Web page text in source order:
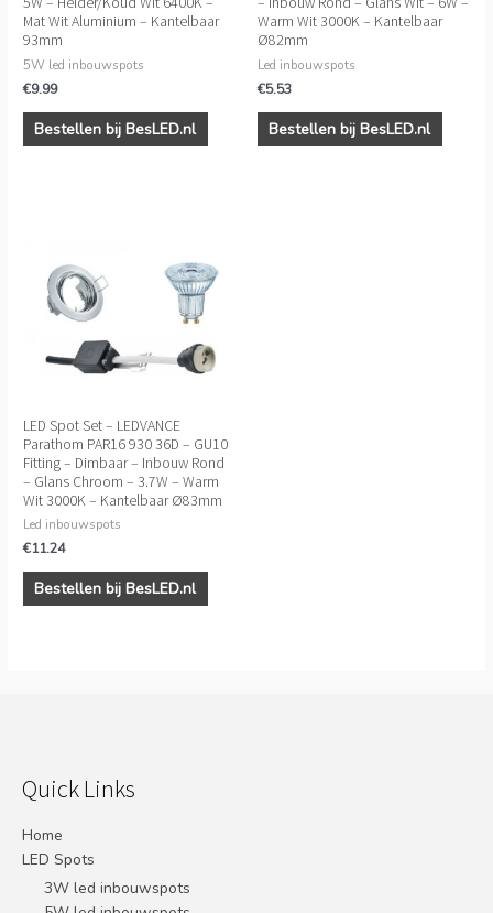
Mat Wit Aluminium – Kantelbaar
93mm
5W led inbouwspots
€9.99
Bestellen bij BesLED.nl
Warm Wit 3000K – Kantelbaar
Ø82mm
Led inbouwspots
€5.53
Bestellen bij BesLED.nl
LED Spot Set – LEDVANCE
Parathom PAR16 930 36D – GU10
Fitting – Dimbaar – Inbouw Rond
– Glans Chroom – 3.7W – Warm
Wit 3000K – Kantelbaar Ø83mm
Led inbouwspots
€11.24
Bestellen bij BesLED.nl
Quick Links
Home
LED Spots
3W led inbouwspots